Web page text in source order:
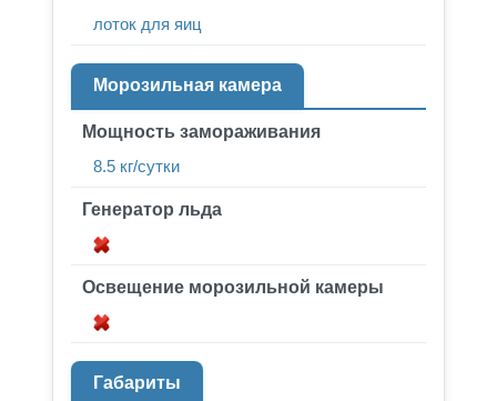
лоток для яиц
Морозильная камера
Мощность замораживания
8.5 кг/сутки
Генератор льда
Освещение морозильной камеры
Габариты